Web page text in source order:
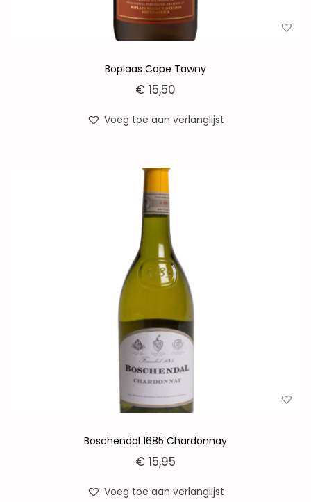
Boplaas Cape Tawny
€15,50
Voeg toe aan verlanglijst
Boschendal 1685 Chardonnay
€15,95
Voeg toe aan verlanglijst